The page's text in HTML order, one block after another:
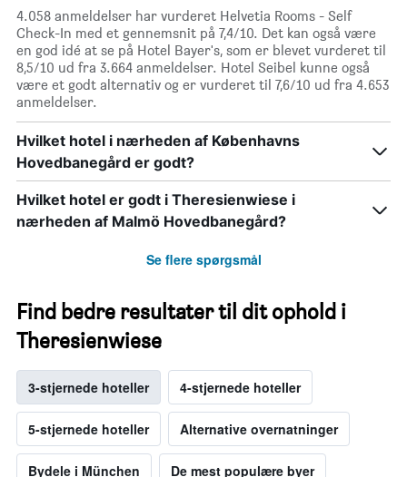
4.058 anmeldelser har vurderet Helvetia Rooms - Self
Check-In med et gennemsnit på 7,4/10. Det kan også være
en god idé at se på Hotel Bayer's, som er blevet vurderet til
8,5/10 ud fra 3.664 anmeldelser. Hotel Seibel kunne også
være et godt alternativ og er vurderet til 7,6/10 ud fra 4.653
anmeldelser.
Hvilket hotel i nærheden af Københavns
Hovedbanegård er godt?
Hvilket hotel er godt i Theresienwiese i
nærheden af Malmö Hovedbanegård?
Se flere spørgsmål
Find bedre resultater til dit ophold i
Theresienwiese
3-stjernede hoteller 4-stjernede hoteller
5-stjernede hoteller Alternative overnatninger
Bydele i München De mest populære byer